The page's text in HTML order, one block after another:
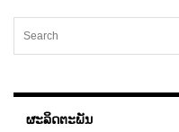
ຜະລິດຕະພັນ